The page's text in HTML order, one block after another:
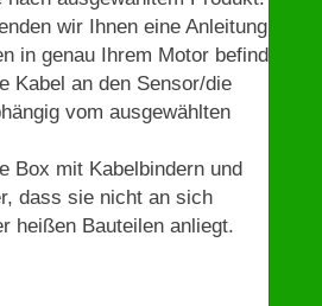
wir Ihnen eine Anleitung, wo
in genau Ihrem Motor befinden.
Kabel an den Sensor/die
vom ausgewählten
Box mit Kabelbindern und
dass sie nicht an sich
heißen Bauteilen anliegt.